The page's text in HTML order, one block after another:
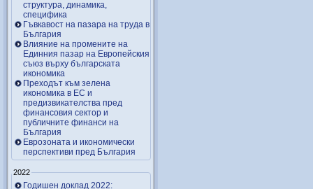
структура, динамика,
специфика
Гъвкавост на пазара на труда в
България
Влияние на промените на
Единния пазар на Европейския
съюз върху българската
икономика
Преходът към зелена
икономика в ЕС и
предизвикателства пред
финансовия сектор и
публичните финанси на
България
Еврозоната и икономически
перспективи пред България
2022
Годишен доклад 2022: